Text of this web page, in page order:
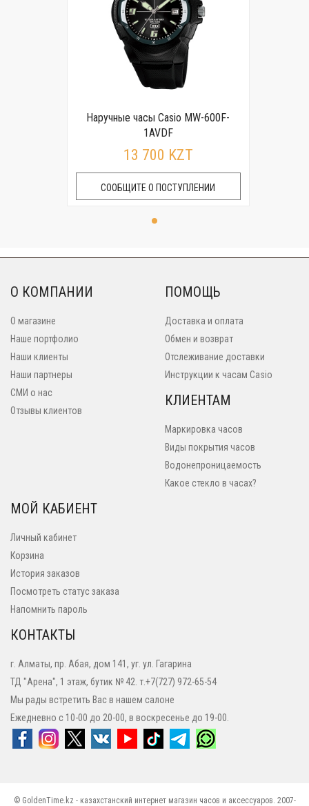
Наручные часы Casio MW-600F-
1AVDF
13 700 KZT
СООБЩИТЕ О ПОСТУПЛЕНИИ
О КОМПАНИИ
О магазине
Наше портфолио
Наши клиенты
Наши партнеры
СМИ о нас
Отзывы клиентов
ПОМОЩЬ
Доставка и оплата
Обмен и возврат
Отслеживание доставки
Инструкции к часам Casio
КЛИЕНТАМ
Маркировка часов
Виды покрытия часов
Водонепроницаемость
Какое стекло в часах?
МОЙ КАБИЕНТ
Личный кабинет
Корзина
История заказов
Посмотреть статус заказа
Напомнить пароль
КОНТАКТЫ
г. Алматы, пр. Абая, дом 141, уг. ул. Гагарина
ТД "Арена", 1 этаж, бутик № 42. т.+7(727) 972-65-54
Мы рады встретить Вас в нашем салоне
Ежедневно с 10-00 до 20-00, в воскресенье до 19-00.
© GoldenTime.kz - казахстанский интернет магазин часов и аксессуаров. 2007-